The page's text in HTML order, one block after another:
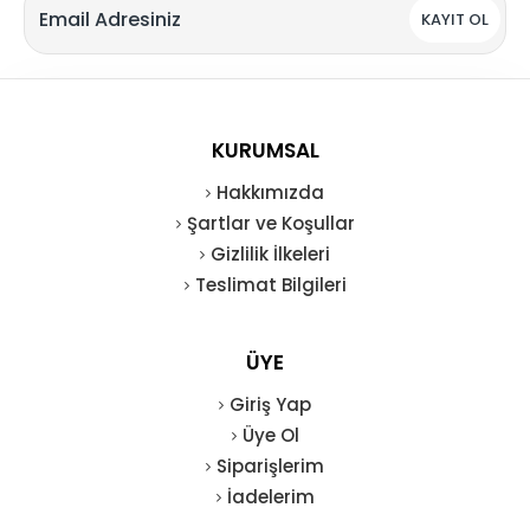
KAYIT OL
KURUMSAL
Hakkımızda
Şartlar ve Koşullar
Gizlilik İlkeleri
Teslimat Bilgileri
ÜYE
Giriş Yap
Üye Ol
Siparişlerim
İadelerim